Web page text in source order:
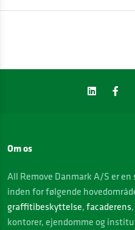
Om os
All Remove Danmark A/S er
inden for følgende
graffitibeskyttelse, facaderens,
kontorer, ejendomme og